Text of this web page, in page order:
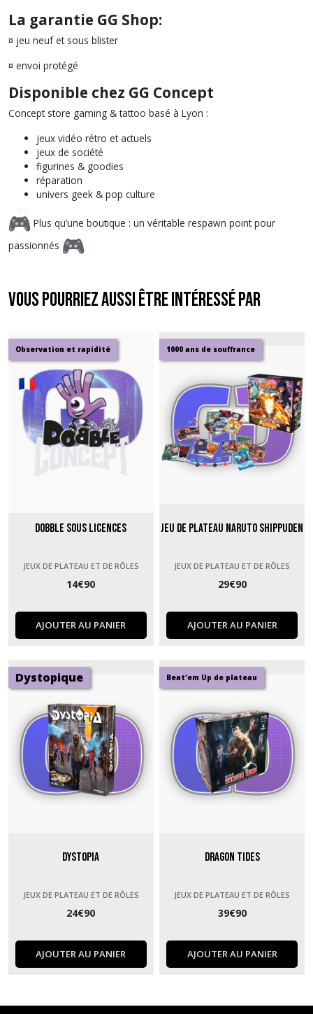
La garantie GG Shop:
¤ jeu neuf et sous blister
¤ envoi protégé
Disponible chez GG Concept
Concept store gaming & tattoo basé à Lyon :
jeux vidéo rétro et actuels
jeux de société
figurines & goodies
réparation
univers geek & pop culture
Plus qu’une boutique : un véritable respawn point pour
passionnés
Vous pourriez aussi être intéressé par
Observation et rapidité
Dobble sous licences
JEUX DE PLATEAU ET DE RÔLES
14€90
AJOUTER AU PANIER
1000 ans de souffrance
Jeu De Plateau Naruto Shippuden
JEUX DE PLATEAU ET DE RÔLES
29€90
AJOUTER AU PANIER
Dystopique
Dystopia
JEUX DE PLATEAU ET DE RÔLES
24€90
AJOUTER AU PANIER
Beat'em Up de plateau
Dragon Tides
JEUX DE PLATEAU ET DE RÔLES
39€90
AJOUTER AU PANIER